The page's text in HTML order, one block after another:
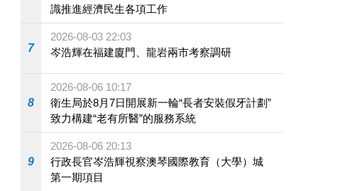
識推進經濟民生各項工作
7
2026-08-03 22:03
岑浩輝在福建廈門、龍岩兩市考察調研
8
2026-08-06 10:17
衛生局於8月7日開展新一輪“長者安裝假牙計劃”
致力構建“老有所醫”的服務系統
9
2026-08-06 20:13
行政長官岑浩輝視察澳琴國際教育（大學）城
第一期項目